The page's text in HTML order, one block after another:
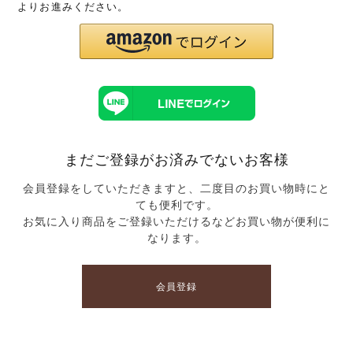
よりお進みください。
まだご登録がお済みでないお客様
会員登録をしていただきますと、二度目のお買い物時にと
ても便利です。
お気に入り商品をご登録いただけるなどお買い物が便利に
なります。
会員登録